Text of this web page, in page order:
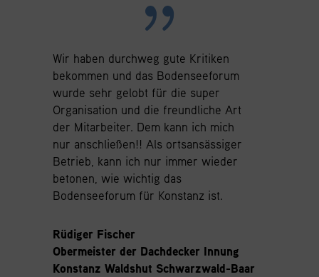
Wir haben durchweg gute Kritiken
bekommen und das Bodenseeforum
wurde sehr gelobt für die super
Organisation und die freundliche Art
der Mitarbeiter. Dem kann ich mich
nur anschließen!! Als ortsansässiger
Betrieb, kann ich nur immer wieder
betonen, wie wichtig das
Bodenseeforum für Konstanz ist.
Rüdiger Fischer
Obermeister der Dachdecker Innung
Konstanz Waldshut Schwarzwald-Baar